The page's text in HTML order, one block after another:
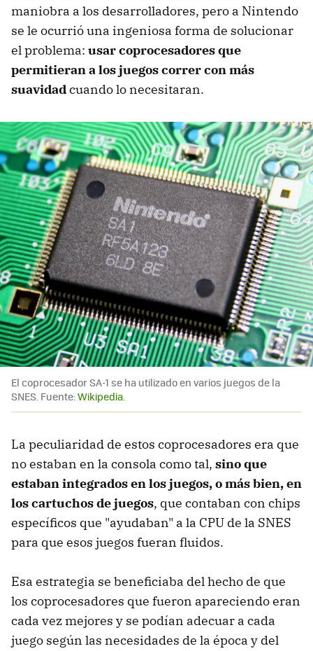
maniobra a los desarrolladores, pero a Nintendo
se le ocurrió una ingeniosa forma de solucionar
el problema: usar coprocesadores que
permitieran a los juegos correr con más
suavidadcuando lo necesitaran.
El coprocesador SA-1 se ha utilizado en varios juegos de la
SNES. Fuente:Wikipedia.
La peculiaridad de estos coprocesadores era que
no estaban en la consola como tal, sino que
estaban integrados en los juegos, o más bien, en
los cartuchos de juegos, que contaban con chips
específicos que "ayudaban" a la CPU de la SNES
para que esos juegos fueran fluidos.
Esa estrategia se beneficiaba del hecho de que
los coprocesadores que fueron apareciendo eran
cada vez mejores y se podían adecuar a cada
juego según las necesidades de la época y del